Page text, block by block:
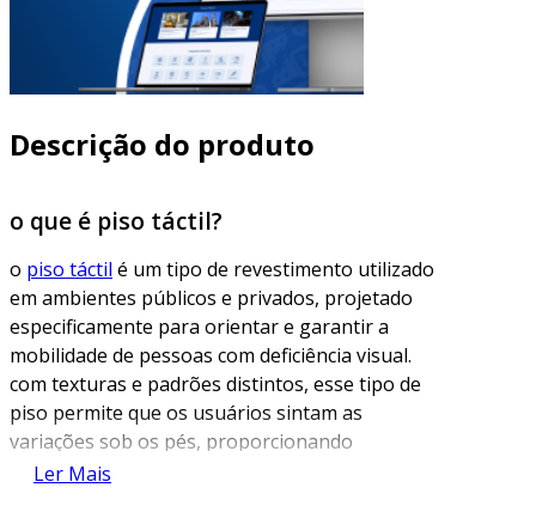
Descrição do produto
o que é piso táctil?
o piso táctil é um tipo de revestimento utilizado
em ambientes públicos e privados, projetado
especificamente para orientar e garantir a
mobilidade de pessoas com deficiência visual.
com texturas e padrões distintos, esse tipo de
piso permite que os usuários sintam as
variações sob os pés, proporcionando
informações sobre o espaço ao seu redor. essa
Ler Mais